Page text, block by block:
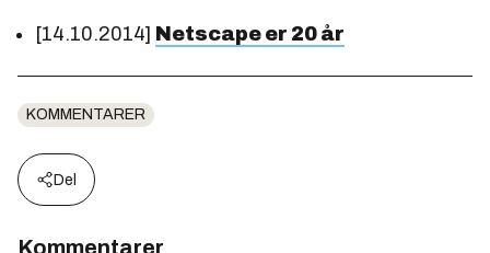
[14.10.2014] Netscape er 20 år
KOMMENTARER
Del
Kommentarer